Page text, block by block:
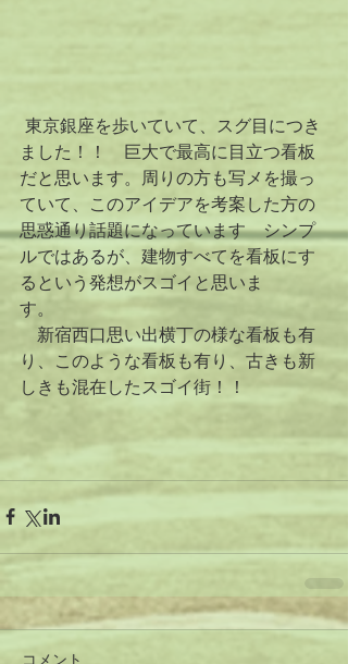
ました！！　巨大で最高に目立つ看板
だと思います。周りの方も写メを撮っ
ていて、このアイデアを考案した方の
思惑通り話題になっています　シンプ
ルではあるが、建物すべてを看板にす
るという発想がスゴイと思いま
す。
新宿西口思い出横丁の様な看板も有
り、このような看板も有り、古きも新
しきも混在したスゴイ街！！
コメント